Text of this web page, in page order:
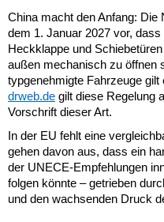
China macht den Anfang:
dem 1. Januar 2027 vor,
Heckklappe und
außen mechanisch zu öffnen
typgenehmigte Fahrzeuge
drweb.de gilt diese Regelung
Vorschrift dieser Art.
In der EU fehlt eine
gehen davon aus, dass ein
der UNECE-Empfehlungen
folgen könnte – getrieben
und den wachsenden Druck